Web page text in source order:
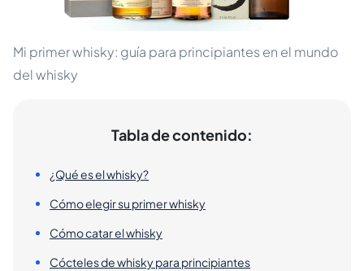
Mi primer whisky: guía para principiantes en el mundo
del whisky
Tabla de contenido:
¿Qué es el whisky?
Cómo elegir su primer whisky
Cómo catar el whisky
Cócteles de whisky para principiantes